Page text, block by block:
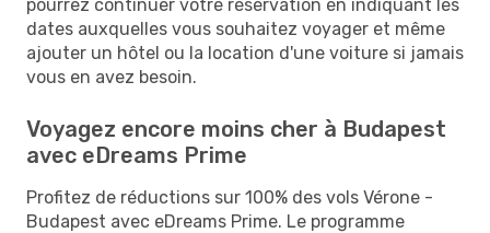
pourrez continuer votre réservation en indiquant les
dates auxquelles vous souhaitez voyager et même
ajouter un hôtel ou la location d'une voiture si jamais
vous en avez besoin.
Voyagez encore moins cher à Budapest
avec eDreams Prime
Profitez de réductions sur 100% des vols Vérone -
Budapest avec eDreams Prime. Le programme